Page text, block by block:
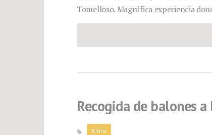
Tomelloso. Magnífica experiencia
Recogida de balones
Kirira